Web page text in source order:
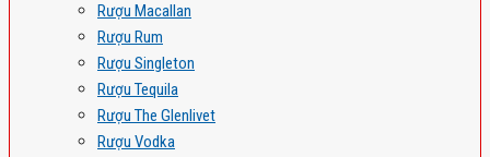
Rượu Macallan
Rượu Rum
Rượu Singleton
Rượu Tequila
Rượu The Glenlivet
Rượu Vodka